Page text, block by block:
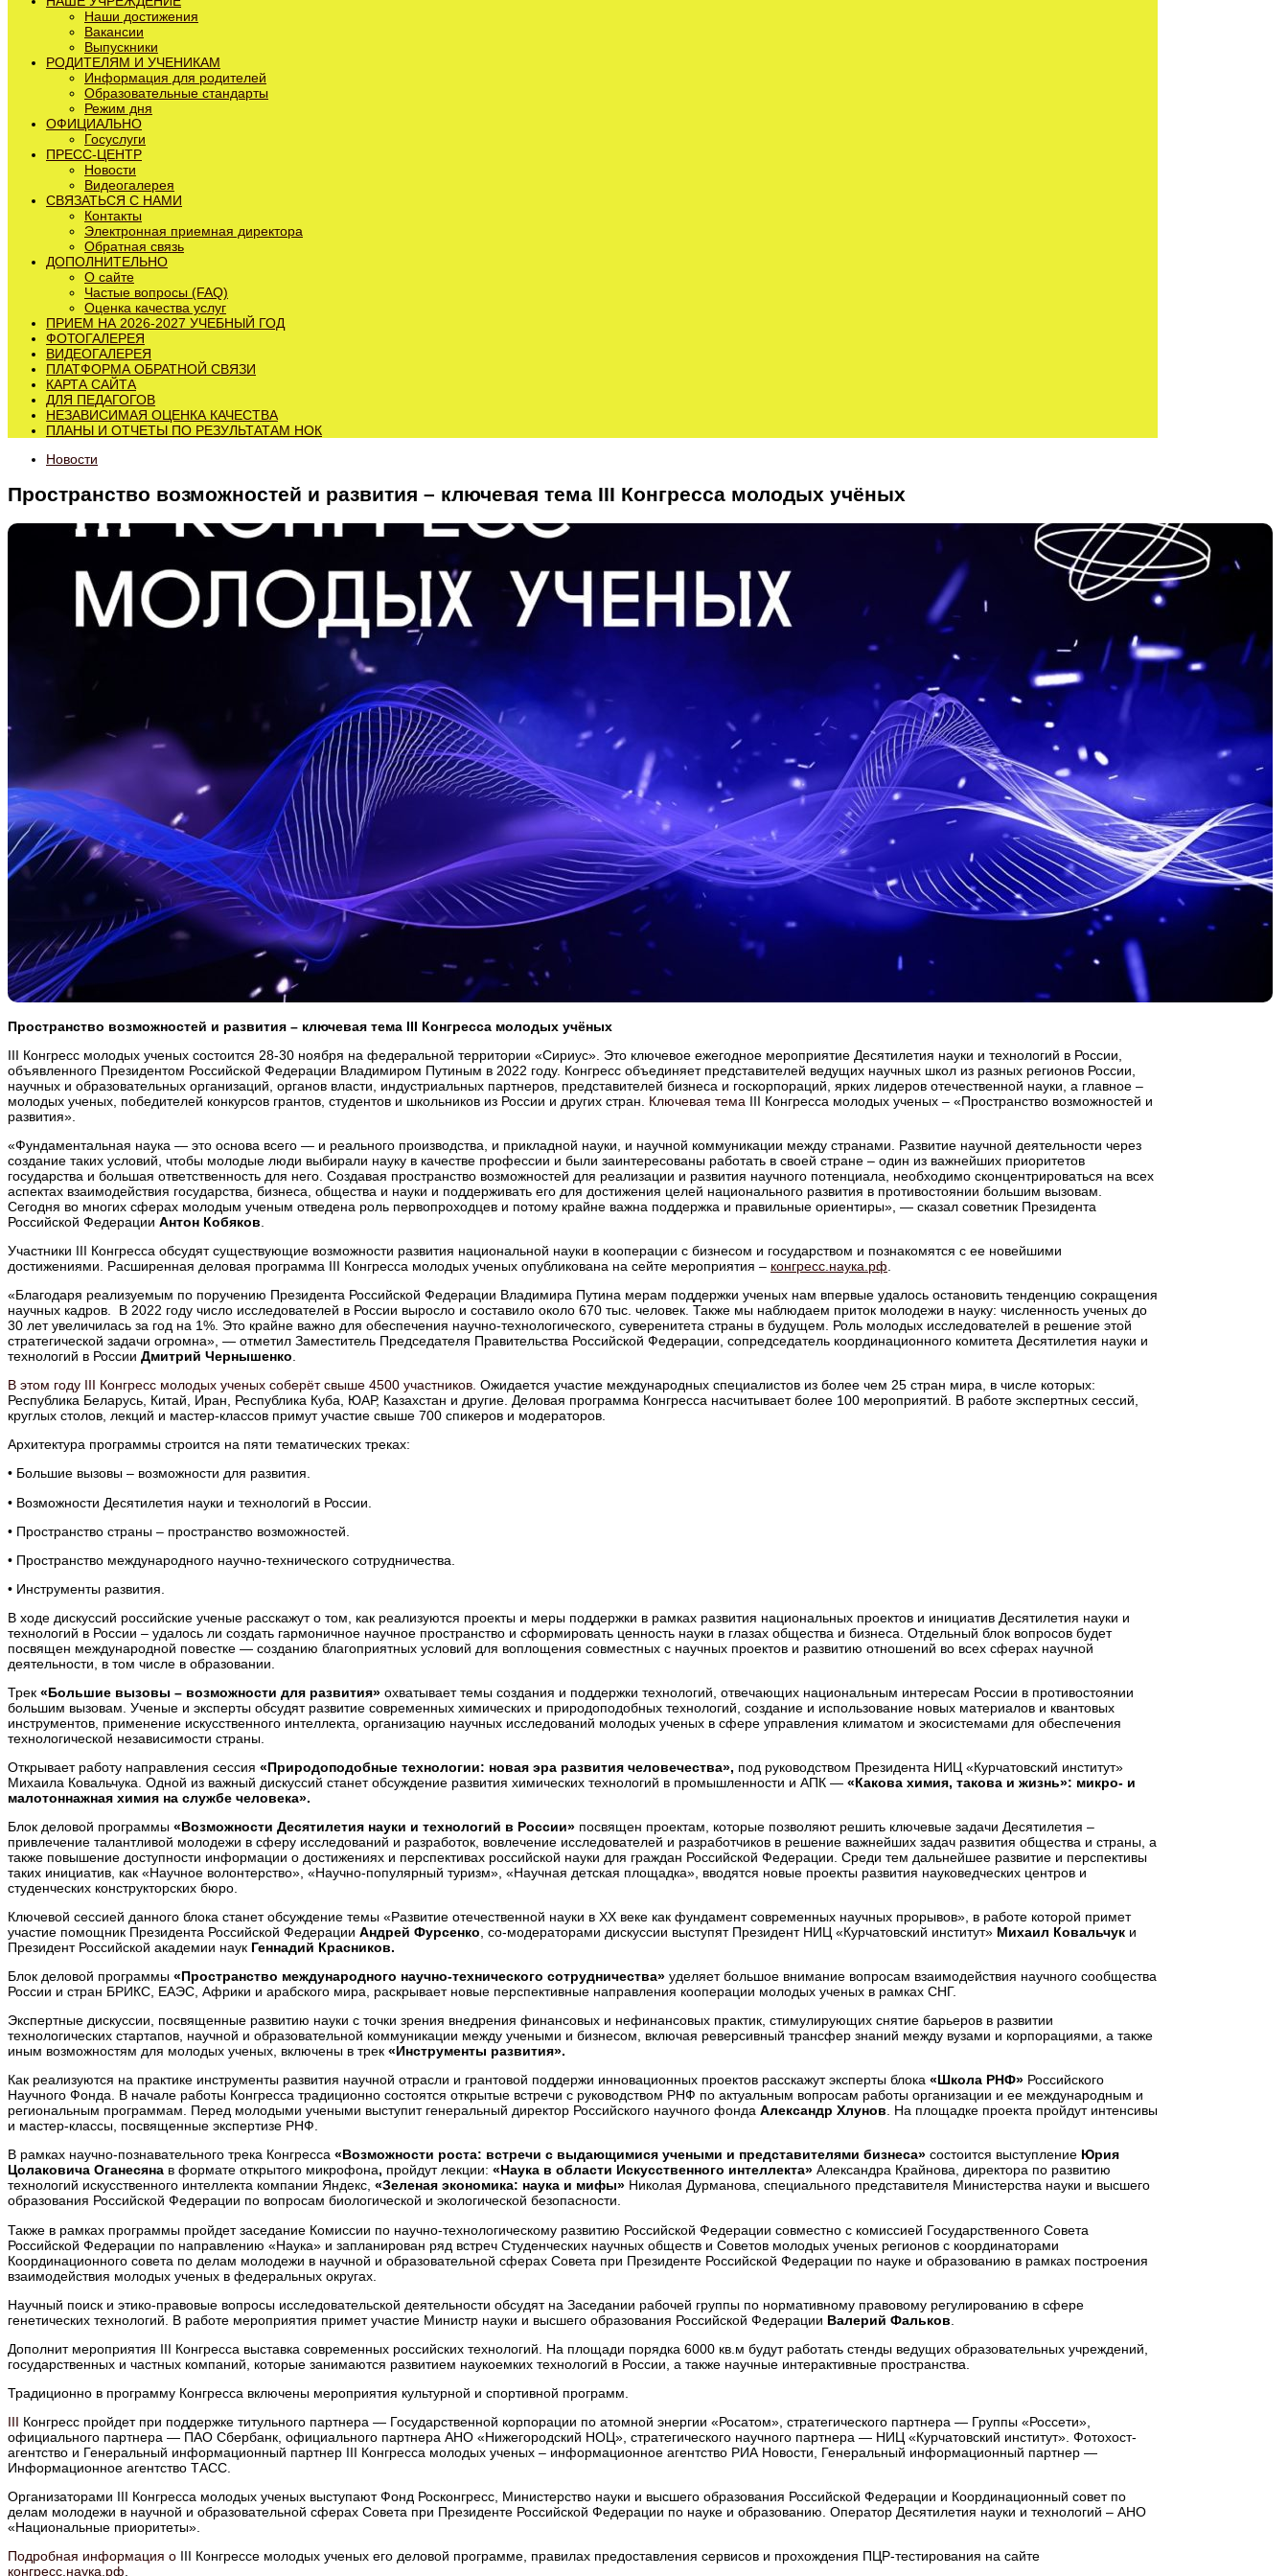
Наши достижения
Вакансии
Выпускники
РОДИТЕЛЯМ И УЧЕНИКАМ
Информация для родителей
Образовательные стандарты
Режим дня
ОФИЦИАЛЬНО
Госуслуги
ПРЕСС-ЦЕНТР
Новости
Видеогалерея
СВЯЗАТЬСЯ С НАМИ
Контакты
Электронная приемная директора
Обратная связь
ДОПОЛНИТЕЛЬНО
О сайте
Частые вопросы (FAQ)
Оценка качества услуг
ПРИЕМ НА 2026-2027 УЧЕБНЫЙ ГОД
ФОТОГАЛЕРЕЯ
ВИДЕОГАЛЕРЕЯ
ПЛАТФОРМА ОБРАТНОЙ СВЯЗИ
КАРТА САЙТА
ДЛЯ ПЕДАГОГОВ
НЕЗАВИСИМАЯ ОЦЕНКА КАЧЕСТВА
ПЛАНЫ И ОТЧЕТЫ ПО РЕЗУЛЬТАТАМ НОК
Новости
Пространство возможностей и развития – ключевая тема III Конгресса молодых учёных
Пространство возможностей и развития – ключевая тема III Конгресса молодых учёных
III Конгресс молодых ученых состоится 28-30 ноября на федеральной территории «Сириус». Это ключевое ежегодное мероприятие Десятилетия науки и технологий в России,
объявленного Президентом Российской Федерации Владимиром Путиным в 2022 году. Конгресс объединяет представителей ведущих научных школ из разных регионов России,
научных и образовательных организаций, органов власти, индустриальных партнеров, представителей бизнеса и госкорпораций, ярких лидеров отечественной науки, а главное –
молодых ученых, победителей конкурсов грантов, студентов и школьников из России и других стран.
Ключевая тема III Конгресса молодых ученых – «Пространство возможностей и
развития».
«Фундаментальная наука — это основа всего — и реального производства, и прикладной науки, и научной коммуникации между странами. Развитие научной деятельности через
создание таких условий, чтобы молодые люди выбирали науку в качестве профессии и были заинтересованы работать в своей стране – один из важнейших приоритетов
государства и большая ответственность для него. Создавая пространство возможностей для реализации и развития научного потенциала, необходимо сконцентрироваться на всех
аспектах взаимодействия государства, бизнеса, общества и науки и поддерживать его для достижения целей национального развития в противостоянии большим вызовам.
Сегодня во многих сферах молодым ученым отведена роль первопроходцев и потому крайне важна поддержка и правильные ориентиры», — сказал советник Президента
Российской Федерации Антон Кобяков
Участники III Конгресса обсудят существующие возможности развития национальной науки в кооперации с бизнесом и государством и познакомятся с ее новейшими
достижениями. Расширенная деловая программа III Конгресса молодых ученых опубликована на сейте мероприятия – конгресс.наука.рф
«Благодаря реализуемым по поручению Президента Российской Федерации Владимира Путина мерам поддержки ученых нам впервые удалось остановить тенденцию сокращения
научных кадров. В 2022 году число исследователей в России выросло и составило около 670 тыс. человек. Также мы наблюдаем приток молодежи в науку: численность ученых до
30 лет увеличилась за год на 1%. Это крайне важно для обеспечения научно-технологического, суверенитета страны в будущем. Роль молодых исследователей в решение этой
стратегической задачи огромна», — отметил Заместитель Председателя Правительства Российской Федерации, сопредседатель координационного комитета Десятилетия науки и
технологий в России Дмитрий Чернышенко.
В этом году III Конгресс молодых ученых соберёт свыше 4500 участников. Ожидается участие международных специалистов из более чем 25 стран мира, в числе которых:
Республика Беларусь, Китай, Иран, Республика Куба, ЮАР, Казахстан и другие. Деловая программа Конгресса насчитывает более 100 мероприятий. В работе экспертных сессий,
круглых столов, лекций и мастер-классов примут участие свыше 700 спикеров и модераторов.
Архитектура программы строится на пяти тематических треках:
• Большие вызовы – возможности для развития.
• Возможности Десятилетия науки и технологий в России.
• Пространство страны – пространство возможностей.
• Пространство международного научно-технического сотрудничества.
• Инструменты развития.
В ходе дискуссий российские ученые расскажут о том, как реализуются проекты и меры поддержки в рамках развития национальных проектов и инициатив Десятилетия науки и
технологий в России – удалось ли создать гармоничное научное пространство и сформировать ценность науки в глазах общества и бизнеса. Отдельный блок вопросов будет
посвящен международной повестке — созданию благоприятных условий для воплощения совместных с научных проектов и развитию отношений во всех сферах научной
деятельности, в том числе в образовании.
Трек «Большие вызовы – возможности для развития» охватывает темы создания и поддержки технологий, отвечающих национальным интересам России в противостоянии
большим вызовам. Ученые и эксперты обсудят развитие современных химических и природоподобных технологий, создание и использование новых материалов и квантовых
инструментов, применение искусственного интеллекта, организацию научных исследований молодых ученых в сфере управления климатом и экосистемами для обеспечения
технологической независимости страны.
Открывает работу направления сессия «Природоподобные технологии: новая эра развития человечества», под руководством Президента НИЦ «Курчатовский институт»
Михаила Ковальчука. Одной из важный дискуссий станет обсуждение развития химических технологий в промышленности и АПК — «Какова химия, такова и жизнь»: микро- и
малотоннажная химия на службе человека».
Блок деловой программы «Возможности Десятилетия науки и технологий в России» посвящен проектам, которые позволяют решить ключевые задачи Десятилетия –
привлечение талантливой молодежи в сферу исследований и разработок, вовлечение исследователей и разработчиков в решение важнейших задач развития общества и страны, а
также повышение доступности информации о достижениях и перспективах российской науки для граждан Российской Федерации. Среди тем дальнейшее развитие и перспективы
таких инициатив, как «Научное волонтерство», «Научно-популярный туризм», «Научная детская площадка», вводятся новые проекты развития науковедческих центров и
студенческих конструкторских бюро.
Ключевой сессией данного блока станет обсуждение темы «Развитие отечественной науки в XX веке как фундамент современных научных прорывов», в работе которой примет
участие помощник Президента Российской Федерации Андрей Фурсенко , со-модераторами дискуссии выступят Президент НИЦ «Курчатовский институт» Михаил Ковальчук и
Президент Российской академии наук Геннадий Красников.
Блок деловой программы «Пространство международного научно-технического сотрудничества» уделяет большое внимание вопросам взаимодействия научного сообщества
России и стран БРИКС, ЕАЭС, Африки и арабского мира, раскрывает новые перспективные направления кооперации молодых ученых в рамках СНГ.
Экспертные дискуссии, посвященные развитию науки с точки зрения внедрения финансовых и нефинансовых практик, стимулирующих снятие барьеров в развитии
технологических стартапов, научной и образовательной коммуникации между учеными и бизнесом, включая реверсивный трансфер знаний между вузами и корпорациями, а также
иным возможностям для молодых ученых, включены в трек «Инструменты развития».
Как реализуются на практике инструменты развития научной отрасли и грантовой поддержи инновационных проектов расскажут эксперты блока «Школа РНФ» Российского
Научного Фонда. В начале работы Конгресса традиционно состоятся открытые встречи с руководством РНФ по актуальным вопросам работы организации и ее международным и
региональным программам. Перед молодыми учеными выступит генеральный директор Российского научного фонда Александр Хлунов. На площадке проекта пройдут интенсивы
и мастер-классы, посвященные экспертизе РНФ.
В рамках научно-познавательного трека Конгресса «Возможности роста: встречи с выдающимися учеными и представителями бизнеса» состоится выступление Юрия
Цолаковича Оганесяна в формате открытого микрофона, пройдут лекции: «Наука в области Искусственного интеллекта» Александра Крайнова, директора по развитию
технологий искусственного интеллекта компании Яндекс, «Зеленая экономика: наука и мифы» Николая Дурманова, специального представителя Министерства науки и высшего
образования Российской Федерации по вопросам биологической и экологической безопасности.
Также в рамках программы пройдет заседание Комиссии по научно-технологическому развитию Российской Федерации совместно с комиссией Государственного Совета
Российской Федерации по направлению «Наука» и запланирован ряд встреч Студенческих научных обществ и Советов молодых ученых регионов с координаторами
Координационного совета по делам молодежи в научной и образовательной сферах Совета при Президенте Российской Федерации по науке и образованию в рамках построения
взаимодействия молодых ученых в федеральных округах.
Научный поиск и этико-правовые вопросы исследовательской деятельности обсудят на Заседании рабочей группы по нормативному правовому регулированию в сфере
генетических технологий. В работе мероприятия примет участие Министр науки и высшего образования Российской Федерации Валерий Фальков
Дополнит мероприятия III Конгресса выставка современных российских технологий. На площади порядка 6000 кв.м будут работать стенды ведущих образовательных учреждений,
государственных и частных компаний, которые занимаются развитием наукоемких технологий в России, а также научные интерактивные пространства.
Традиционно в программу Конгресса включены мероприятия культурной и спортивной программ.
III Конгресс пройдет при поддержке титульного партнера — Государственной корпорации по атомной энергии «Росатом», стратегического партнера — Группы «Россети»,
официального партнера — ПАО Сбербанк, официального партнера АНО «Нижегородский НОЦ», стратегического научного партнера — НИЦ «Курчатовский институт». Фотохост-
агентство и Генеральный информационный партнер III Конгресса молодых ученых – информационное агентство РИА Новости, Генеральный информационный партнер —
Информационное агентство ТАСС.
Организаторами III Конгресса молодых ученых выступают Фонд Росконгресс, Министерство науки и высшего образования Российской Федерации и Координационный совет по
делам молодежи в научной и образовательной сферах Совета при Президенте Российской Федерации по науке и образованию. Оператор Десятилетия науки и технологий – АНО
«Национальные приоритеты».
Подробная информация о III Конгрессе молодых ученых его деловой программе, правилах предоставления сервисов и прохождения ПЦР-тестирования на сайте
конгресс.наука.рф